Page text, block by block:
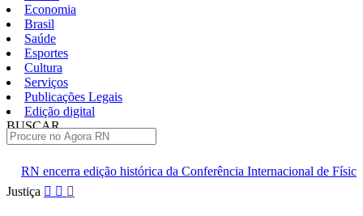
Economia
Brasil
Saúde
Esportes
Cultura
Serviços
Publicações Legais
Edição digital
BUSCAR
da Conferência Internacional de Física de Altas Energias
Pular
Justiça